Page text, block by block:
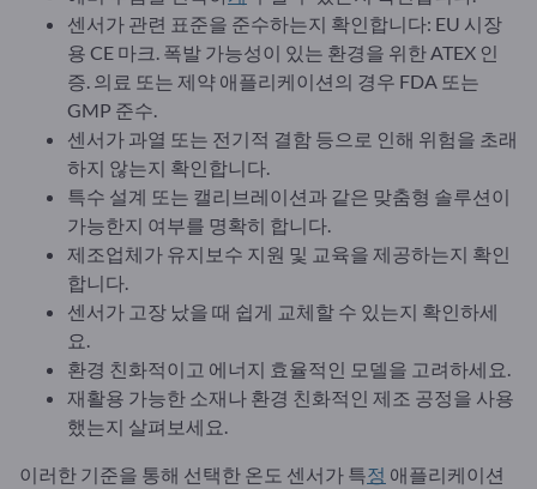
센서가 관련 표준을 준수하는지 확인합니다: EU 시장
용 CE 마크. 폭발 가능성이 있는 환경을 위한 ATEX 인
증. 의료 또는 제약 애플리케이션의 경우 FDA 또는
GMP 준수.
센서가 과열 또는 전기적 결함 등으로 인해 위험을 초래
하지 않는지 확인합니다.
특수 설계 또는 캘리브레이션과 같은 맞춤형 솔루션이
가능한지 여부를 명확히 합니다.
제조업체가 유지보수 지원 및 교육을 제공하는지 확인
합니다.
센서가 고장 났을 때 쉽게 교체할 수 있는지 확인하세
요.
환경 친화적이고 에너지 효율적인 모델을 고려하세요.
재활용 가능한 소재나 환경 친화적인 제조 공정을 사용
했는지 살펴보세요.
이러한 기준을 통해 선택한 온도 센서가 특정 애플리케이션